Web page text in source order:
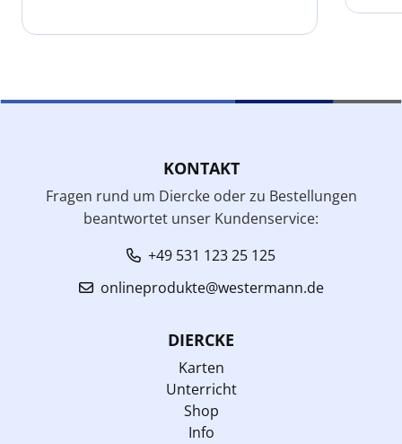
KONTAKT
Fragen rund um Diercke oder zu Bestellungen
beantwortet unser Kundenservice:
+49 531 123 25 125
onlineprodukte@westermann.de
DIERCKE
Karten
Unterricht
Shop
Info